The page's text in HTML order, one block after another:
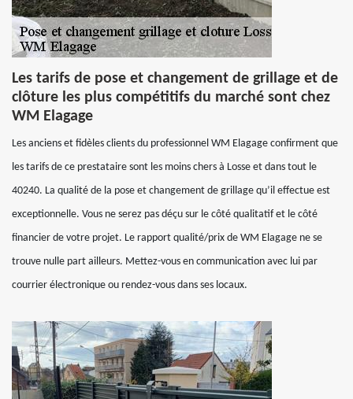
Les tarifs de pose et changement de grillage et de
clôture les plus compétitifs du marché sont chez
WM Elagage
Les anciens et fidèles clients du professionnel WM Elagage confirment que
les tarifs de ce prestataire sont les moins chers à Losse et dans tout le
40240. La qualité de la pose et changement de grillage qu’il effectue est
exceptionnelle. Vous ne serez pas déçu sur le côté qualitatif et le côté
financier de votre projet. Le rapport qualité/prix de WM Elagage ne se
trouve nulle part ailleurs. Mettez-vous en communication avec lui par
courrier électronique ou rendez-vous dans ses locaux.